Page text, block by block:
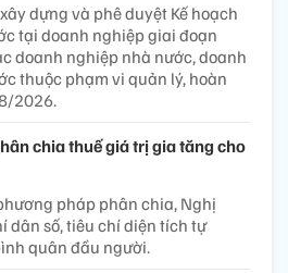
dựng và phê duyệt Kế hoạch
tại doanh nghiệp giai đoạn
doanh nghiệp nhà nước, doanh
thuộc phạm vi quản lý, hoàn
2026.
chia thuế giá trị gia tăng cho
pháp phân chia, Nghị
dân số, tiêu chí diện tích tự
quân đầu người.